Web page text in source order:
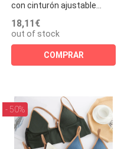
con cinturón ajustable...
18,11€
out of stock
COMPRAR
- 50%